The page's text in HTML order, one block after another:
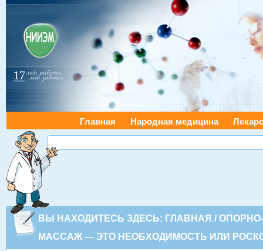
Главная Народная медицина
ВЫ НАХОДИТЕСЬ ЗДЕСЬ: ГЛАВНАЯ /
МАССАЖ — ЭТО НЕОБХОДИМОСТЬ ИЛИ